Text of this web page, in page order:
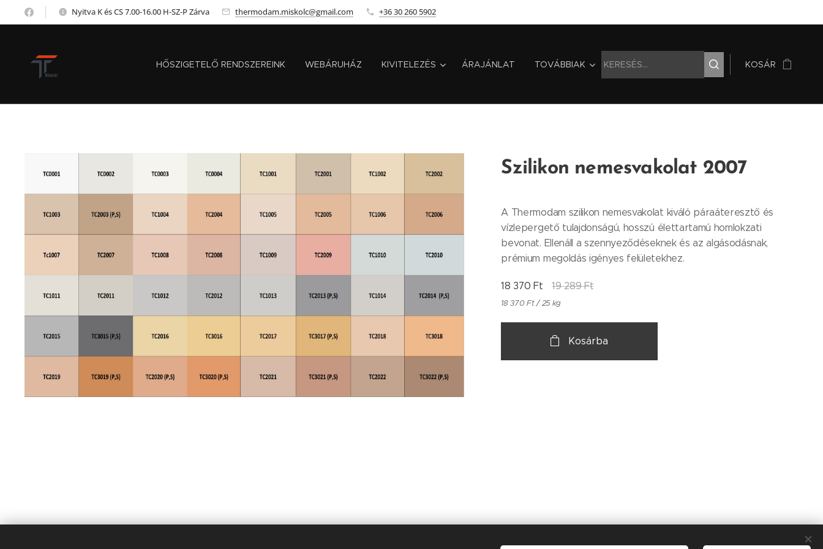
Nyitva K és CS 7.00-16.00 H-SZ-P Zárva thermodam.miskolc@gmail.com +36 30 260 5902
HŐSZIGETELŐ RENDSZEREINK WEBÁRUHÁZ KIVITELEZÉS ÁRAJÁNLAT TOVÁBBIAK KOSÁR
Szilikon nemesvakolat 2007
A Thermodam szilikon nemesvakolat kiváló páraáteresztő és
vízlepergető tulajdonságú, hosszú élettartamú homlokzati
bevonat. Ellenáll a szennyeződéseknek és az algásodásnak,
prémium megoldás igényes felületekhez.
18 370 Ft 19 289Ft
18 370 Ft / 25 kg
Kosárba